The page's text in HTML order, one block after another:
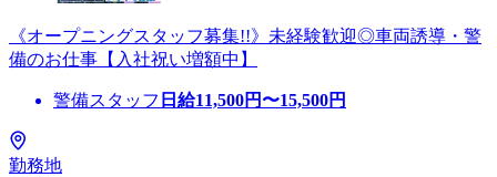
《オープニングスタッフ募集!!》未経験歓迎◎車両誘導・警
備のお仕事【入社祝い増額中】
警備スタッフ 日給11,500円〜15,500円
勤務地